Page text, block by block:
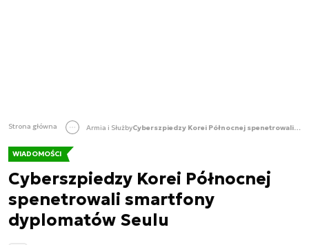
Strona główna Armia i Służby Cyberszpiedzy Korei Północnej spenetrowali smartfony dyplomatów Seulu
WIADOMOŚCI
Cyberszpiedzy Korei Północnej
spenetrowali smartfony
dyplomatów Seulu